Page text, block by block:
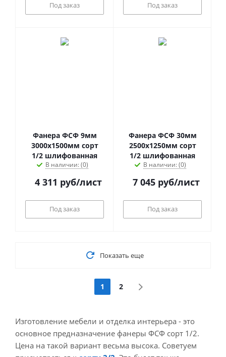
Под заказ Под заказ
Фанера ФСФ 9мм
3000х1500мм сорт
1/2 шлифованная
В наличии: (0)
4 311 руб/лист
Под заказ
Фанера ФСФ 30мм
2500х1250мм сорт
1/2 шлифованная
В наличии: (0)
7 045руб/лист
Под заказ
Показать еще
1 2
Изготовление мебели и отделка интерьера - это
основное предназначение фанеры ФСФ сорт 1/2.
Цена на такой вариант весьма высока. Советуем